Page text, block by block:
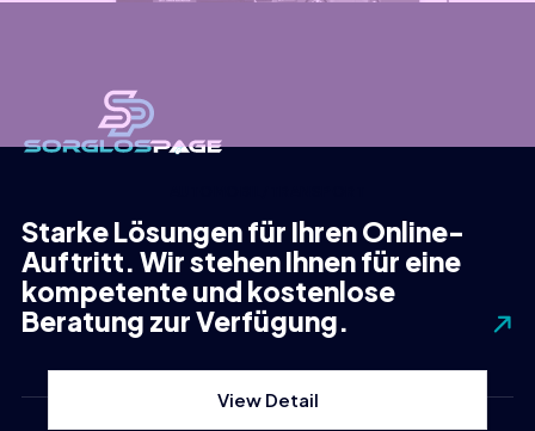
Fahrzeugdoktor – Seite für Kfz-
Serviceunternehmen
So oder so ähnlich könnte Ihre neue Website aussehen.
Anpassungen an Ihr Desi
View Detail
Starke Lösungen für Ihren Online-
Auftritt. Wir stehen Ihnen für eine
kompetente und kostenlose
Beratung zur Verfügung.